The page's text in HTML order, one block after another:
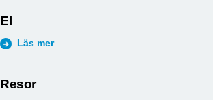
El
Läs mer
Resor